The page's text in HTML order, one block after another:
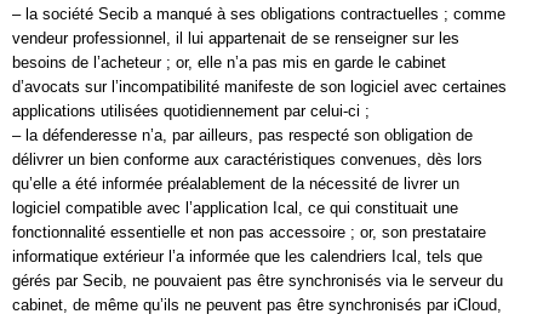
– la société Secib a manqué à ses obligations contractuelles ; comme
vendeur professionnel, il lui appartenait de se renseigner sur les
besoins de l’acheteur ; or, elle n’a pas mis en garde le cabinet
d’avocats sur l’incompatibilité manifeste de son logiciel avec certaines
applications utilisées quotidiennement par celui-ci ;
– la défenderesse n’a, par ailleurs, pas respecté son obligation de
délivrer un bien conforme aux caractéristiques convenues, dès lors
qu’elle a été informée préalablement de la nécessité de livrer un
logiciel compatible avec l’application Ical, ce qui constituait une
fonctionnalité essentielle et non pas accessoire ; or, son prestataire
informatique extérieur l’a informée que les calendriers Ical, tels que
gérés par Secib, ne pouvaient pas être synchronisés via le serveur du
cabinet, de même qu’ils ne peuvent pas être synchronisés par iCloud,